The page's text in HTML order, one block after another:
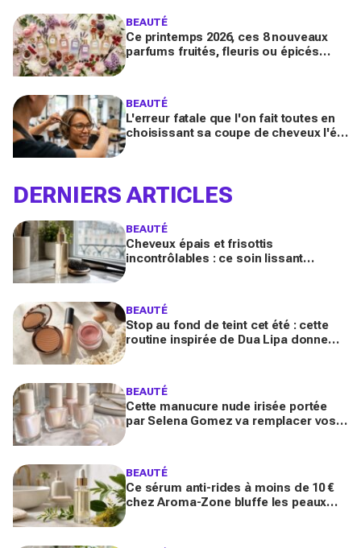
BEAUTÉ
Ce printemps 2026, ces 8 nouveaux
parfums fruités, fleuris ou épicés
BEAUTÉ
L'erreur fatale que l'on fait toutes en
choisissant sa coupe de cheveux l'été
DERNIERS ARTICLES
BEAUTÉ
Cheveux épais et frisottis
incontrôlables : ce soin lissant
BEAUTÉ
Stop au fond de teint cet été : cette
routine inspirée de Dua Lipa donne
BEAUTÉ
Cette manucure nude irisée portée
par Selena Gomez va remplacer vos
BEAUTÉ
Ce sérum anti-rides à moins de 10 €
chez Aroma-Zone bluffe les peaux